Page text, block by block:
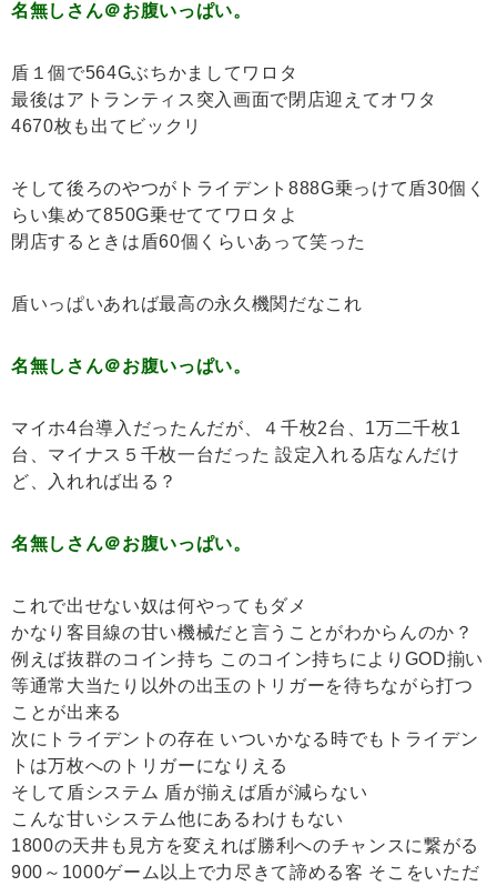
名無しさん＠お腹いっぱい。
盾１個で564Gぶちかましてワロタ
最後はアトランティス突入画面で閉店迎えてオワタ
4670枚も出てビックリ
そして後ろのやつがトライデント888G乗っけて盾30個く
らい集めて850G乗せててワロタよ
閉店するときは盾60個くらいあって笑った
盾いっぱいあれば最高の永久機関だなこれ
名無しさん＠お腹いっぱい。
マイホ4台導入だったんだが、４千枚2台、1万二千枚1
台、マイナス５千枚一台だった 設定入れる店なんだけ
ど、入れれば出る？
名無しさん＠お腹いっぱい。
これで出せない奴は何やってもダメ
かなり客目線の甘い機械だと言うことがわからんのか？
例えば抜群のコイン持ち このコイン持ちによりGOD揃い
等通常大当たり以外の出玉のトリガーを待ちながら打つ
ことが出来る
次にトライデントの存在 いついかなる時でもトライデン
トは万枚へのトリガーになりえる
そして盾システム 盾が揃えば盾が減らない
こんな甘いシステム他にあるわけもない
1800の天井も見方を変えれば勝利へのチャンスに繋がる
900～1000ゲーム以上で力尽きて諦める客 そこをいただ